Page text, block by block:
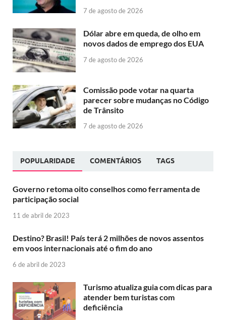
7 de agosto de 2026
Dólar abre em queda, de olho em
novos dados de emprego dos EUA
7 de agosto de 2026
Comissão pode votar na quarta
parecer sobre mudanças no Código
de Trânsito
7 de agosto de 2026
POPULARIDADE COMENTÁRIOS TAGS
Governo retoma oito conselhos como ferramenta de
participação social
11 de abril de 2023
Destino? Brasil! País terá 2 milhões de novos assentos
em voos internacionais até o fim do ano
6 de abril de 2023
Turismo atualiza guia com dicas para
atender bem turistas com
deficiência